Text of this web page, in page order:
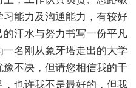
能力及沟通能力，有较好
汗水与努力书写一份平凡
名刚从象牙塔走出的大学
不决，但请您相信我的干
也许我不是最好的，但我